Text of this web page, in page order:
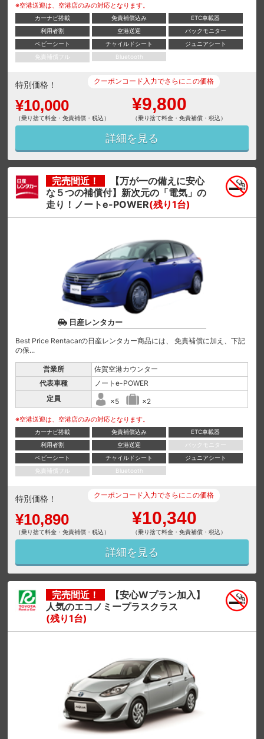
※空港送迎は、空港店のみの対応となります。
カーナビ搭載 免責補償込み
ETC車載器
利用者割
空港送迎
バックモニター
ベビーシート
チャイルドシート
ジュニアシート
免責補償フル
Bluetooth
特別価格！
¥10,000
（乗り捨て料金・免責補償・税込）
クーポンコード入力でさらにこの価格
¥9,800
（乗り捨て料金・免責補償・税込）
詳細を見る
完売間近！
【万が一の備えに安心
な５つの補償付】新次元の「電気」の
走り！ノートe-POWER(残り1台)
日産レンタカー
Best Price Rentacarの日産レンタカー商品には、 免責補償に加え、下記
の保...
営業所
佐賀空港カウンター
代表車種
ノートe-POWER
定員
×5 ×2
※空港送迎は、空港店のみの対応となります。
カーナビ搭載 免責補償込み
ETC車載器
利用者割
空港送迎
バックモニター
ベビーシート
チャイルドシート
ジュニアシート
免責補償フル
Bluetooth
特別価格！
¥10,890
（乗り捨て料金・免責補償・税込）
クーポンコード入力でさらにこの価格
¥10,340
（乗り捨て料金・免責補償・税込）
詳細を見る
完売間近！
【安心Wプラン加入】
人気のエコノミープラスクラス
(残り1台)